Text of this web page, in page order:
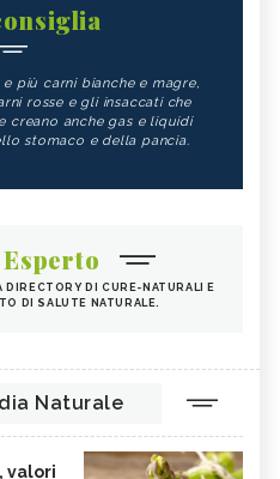
più carni bianche e magre,
rosse e gli insaccati che
creano anche gas e liquidi
stomaco e della pancia.
DIRECTORY DI CURE-NATURALI E
DI SALUTE NATURALE.
Naturale
valori